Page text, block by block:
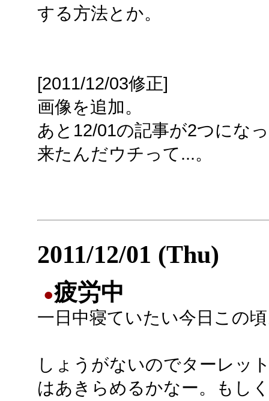
する方法とか。
[2011/12/03修正]
画像を追加。
あと12/01の記事が2つにな
来たんだウチって...。
2011/12/01 (Thu)
●疲労中
一日中寝ていたい今日この
しょうがないのでターレッ
はあきらめるかなー。もし